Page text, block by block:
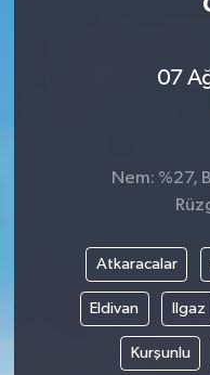
07
Nem: %27,
Atkaracalar
Eldivan Ilgaz
Kurşunlu